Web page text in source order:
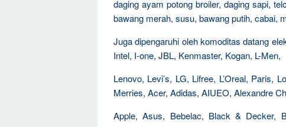
daging ayam potong broiler, daging sapi,
bawang merah, susu, bawang putih, cabai,
Juga dipengaruhi oleh komoditas datang
Intel, I-one, JBL, Kenmaster, Kogan, L-Men,
Lenovo, Levi’s, LG, Lifree, L’Oreal, Paris,
Merries, Acer, Adidas, AIUEO, Alexandre
Apple, Asus, Bebelac, Black & Decker,